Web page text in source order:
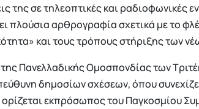
της σε τηλεοπτικές και ραδιοφωνικές
πλούσια αρθρογραφία σχετικά με το
και τους τρόπους στήριξης των
Πανελλαδικής Ομοσπονδίας των
δημοσίων σχέσεων, όπου
εκπρόσωπος του Παγκοσμίου